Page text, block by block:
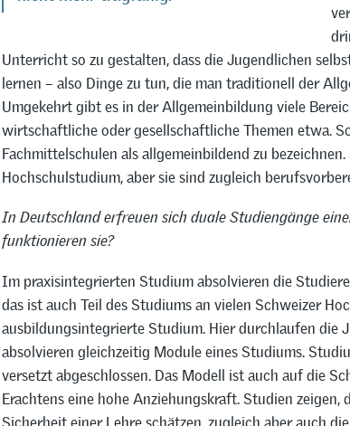
Unterricht so zu gestalten, dass die Jugendlichen
lernen – also Dinge zu tun, die man traditionell der
Umgekehrt gibt es in der Allgemeinbildung viele
wirtschaftliche oder gesellschaftliche Themen etwa.
Fachmittelschulen als allgemeinbildend zu
Hochschulstudium, aber sie sind zugleich
In Deutschland erfreuen sich duale Studiengänge
funktionieren sie?
Im praxisintegrierten Studium absolvieren die
das ist auch Teil des Studiums an vielen Schweizer
ausbildungsintegrierte Studium. Hier durchlaufen die
absolvieren gleichzeitig Module eines Studiums.
versetzt abgeschlossen. Das Modell ist auch auf die
Erachtens eine hohe Anziehungskraft. Studien zeigen,